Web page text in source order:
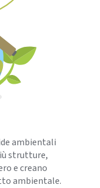
ambientali
strutture,
e creano
ambientale.